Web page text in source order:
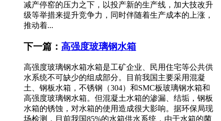
减产停窑的压力之下，以投产新的生产线，加大技改升
级等举措来提升竞争力，同时伴随着生产成本的上涨，
推动着...
下一篇： 高强度玻璃钢水箱
高强度玻璃钢水箱水箱是工矿企业、民用住宅等公共供
水系统不可缺少的组成部分。目前我国主要采用混凝
土、钢板水箱，不锈钢（304）和SMC板玻璃钢水箱和
高强度玻璃钢水箱。但混凝土水箱的渗漏、结垢，钢板
水箱的锈蚀，对水箱的使用造成很大影响。据环保局现
场检测，目前我国85%的水箱供水系统，由于水箱的菌